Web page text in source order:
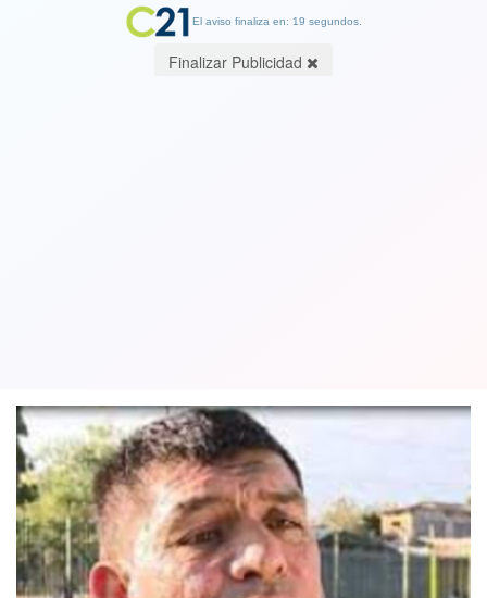
El aviso finaliza en: 19 segundos.
Finalizar Publicidad